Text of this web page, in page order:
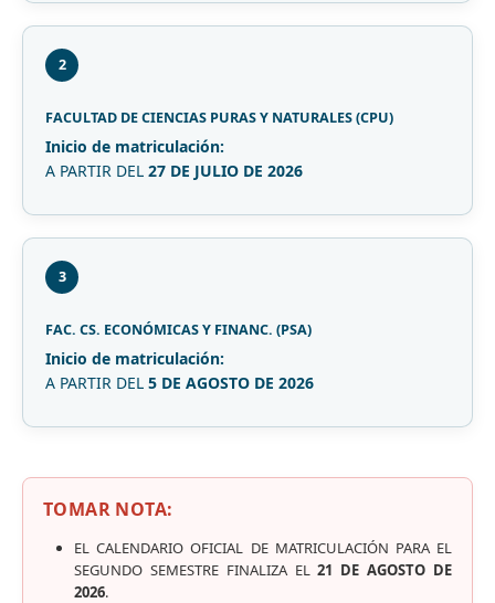
2
FACULTAD DE CIENCIAS PURAS Y NATURALES (CPU)
Inicio de matriculación:
A PARTIR DEL 27 DE JULIO DE 2026
3
FAC. CS. ECONÓMICAS Y FINANC. (PSA)
Inicio de matriculación:
A PARTIR DEL 5 DE AGOSTO DE 2026
TOMAR NOTA:
EL CALENDARIO OFICIAL DE MATRICULACIÓN PARA EL
SEGUNDO SEMESTRE FINALIZA EL21 DE AGOSTO DE
2026.